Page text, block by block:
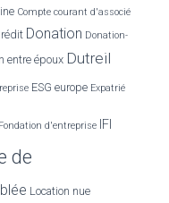
Compte courant d'associé
Donation Donation-
entre époux Dutreil
ESG europe Expatrié
Fondation d'entreprise IFI
de
Location nue